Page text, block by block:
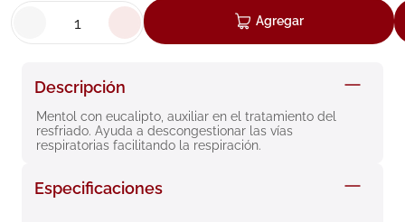
Agregar
Descripción
Mentol con eucalipto, auxiliar en el tratamiento del
resfriado. Ayuda a descongestionar las vías
respiratorias facilitando la respiración.
Especificaciones
bioderma
5. cerave
6 megacistin
7. degraler
8. roche posay